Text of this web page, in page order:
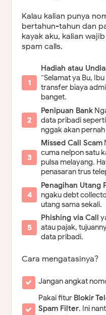
Kalau kalian punya
bertahun-tahun dan
kayak aku, kalian
spam calls.
Hadiah atau
“Selamat ya Bu,
transfer biaya
banget.
Penipuan Bank
data pribadi seperti
nggak akan
Missed Call Scam
cuma nelpon satu
pulsa melayang.
penasaran trus
Penagihan Utang
ngaku debt
utang sama sekali.
Phishing via Call
atau pajak,
data pribadi.
Cara mengatasinya?
Jangan angkat
Pakai fitur Blokir
Spam Filter. Ini